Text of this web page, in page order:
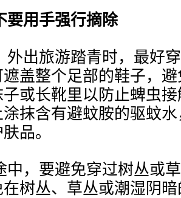
要用手强行摘除
外出旅游踏青时，最好
盖整个足部的鞋子，
或长靴里以防止蜱虫
抹含有避蚊胺的驱蚊
品。
中，要避免穿过树丛或
树丛、草丛或潮湿阴